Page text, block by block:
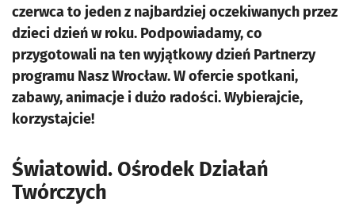
czerwca to jeden z najbardziej oczekiwanych przez
dzieci dzień w roku. Podpowiadamy, co
przygotowali na ten wyjątkowy dzień Partnerzy
programu Nasz Wrocław. W ofercie spotkani,
zabawy, animacje i dużo radości. Wybierajcie,
korzystajcie!
Światowid. Ośrodek Działań
Twórczych